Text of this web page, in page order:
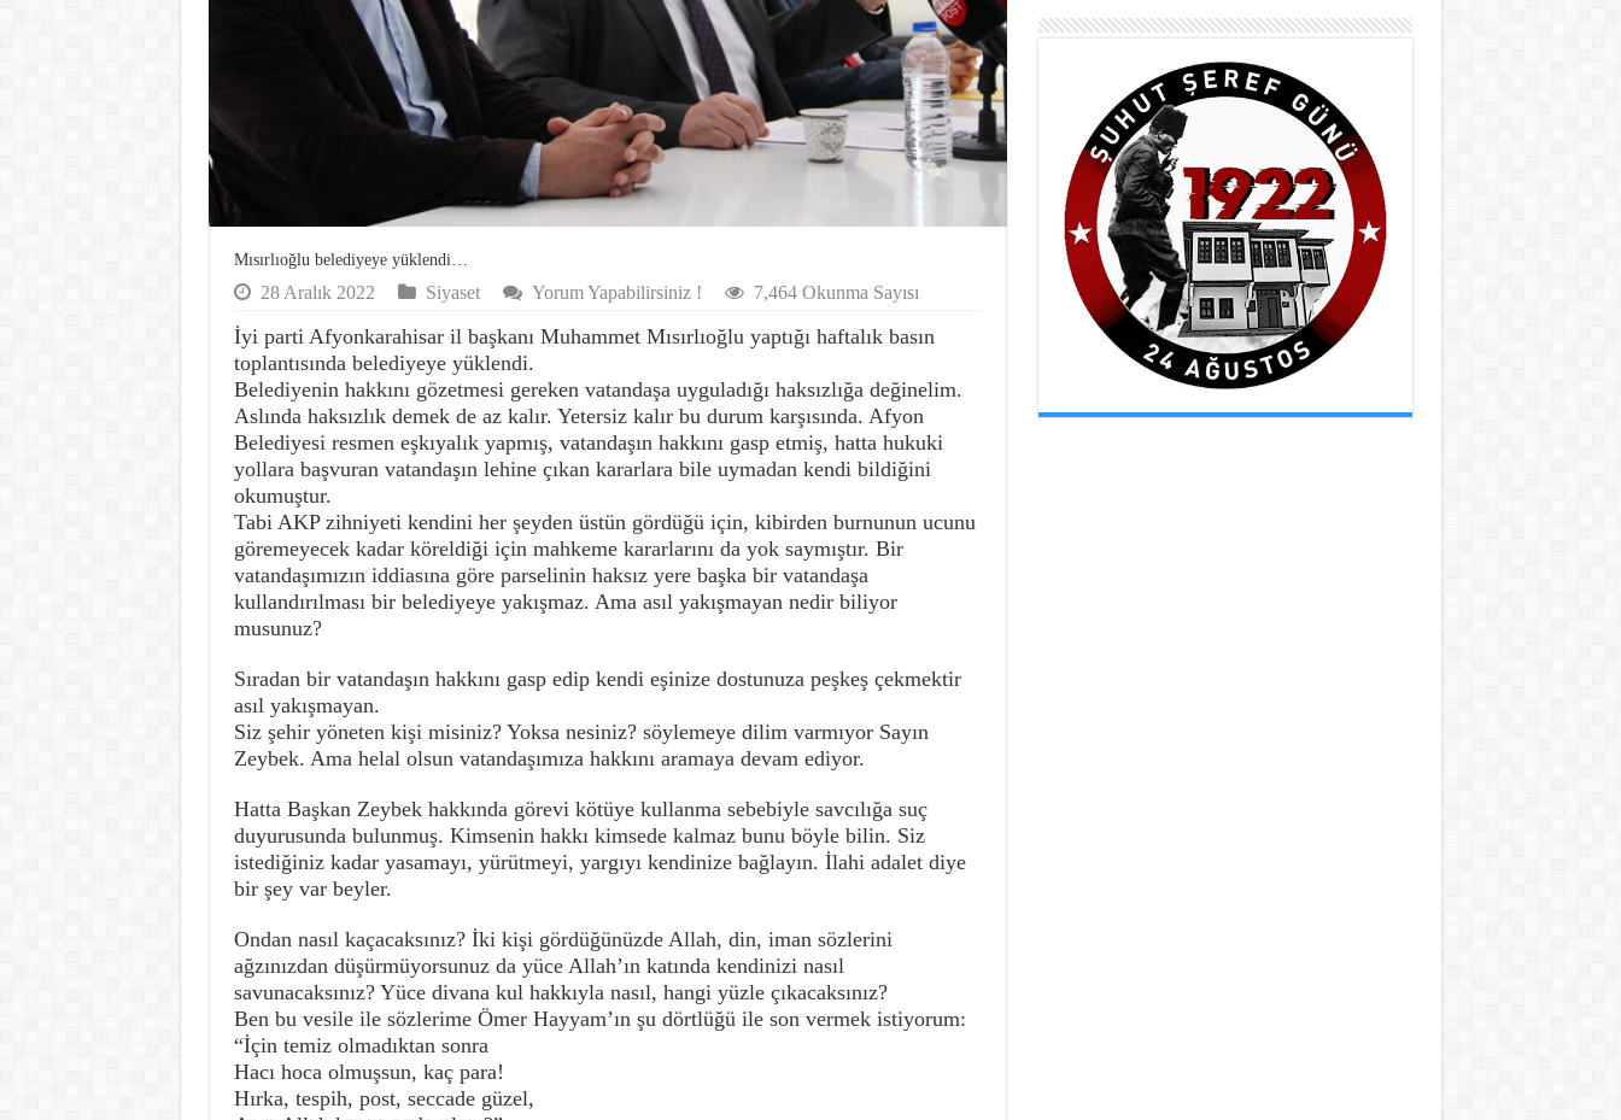
Mısırlıoğlu belediyeye yüklendi…
28 Aralık 2022 Siyaset Yorum Yapabilirsiniz ! 7,464 Okunma Sayısı
İyi parti Afyonkarahisar il başkanı Muhammet Mısırlıoğlu yaptığı haftalık basın
toplantısında belediyeye yüklendi.
Belediyenin hakkını gözetmesi gereken vatandaşa uyguladığı haksızlığa değinelim.
Aslında haksızlık demek de az kalır. Yetersiz kalır bu durum karşısında. Afyon
Belediyesi resmen eşkıyalık yapmış, vatandaşın hakkını gasp etmiş, hatta hukuki
yollara başvuran vatandaşın lehine çıkan kararlara bile uymadan kendi bildiğini
okumuştur.
Tabi AKP zihniyeti kendini her şeyden üstün gördüğü için, kibirden burnunun ucunu
göremeyecek kadar köreldiği için mahkeme kararlarını da yok saymıştır. Bir
vatandaşımızın iddiasına göre parselinin haksız yere başka bir vatandaşa
kullandırılması bir belediyeye yakışmaz. Ama asıl yakışmayan nedir biliyor
musunuz?
Sıradan bir vatandaşın hakkını gasp edip kendi eşinize dostunuza peşkeş çekmektir
asıl yakışmayan.
Siz şehir yöneten kişi misiniz? Yoksa nesiniz? söylemeye dilim varmıyor Sayın
Zeybek. Ama helal olsun vatandaşımıza hakkını aramaya devam ediyor.
Hatta Başkan Zeybek hakkında görevi kötüye kullanma sebebiyle savcılığa suç
duyurusunda bulunmuş. Kimsenin hakkı kimsede kalmaz bunu böyle bilin. Siz
istediğiniz kadar yasamayı, yürütmeyi, yargıyı kendinize bağlayın. İlahi adalet diye
bir şey var beyler.
Ondan nasıl kaçacaksınız? İki kişi gördüğünüzde Allah, din, iman sözlerini
ağzınızdan düşürmüyorsunuz da yüce Allah’ın katında kendinizi nasıl
savunacaksınız? Yüce divana kul hakkıyla nasıl, hangi yüzle çıkacaksınız?
Ben bu vesile ile sözlerime Ömer Hayyam’ın şu dörtlüğü ile son vermek istiyorum:
“İçin temiz olmadıktan sonra
Hacı hoca olmuşsun, kaç para!
Hırka, tespih, post, seccade güzel,